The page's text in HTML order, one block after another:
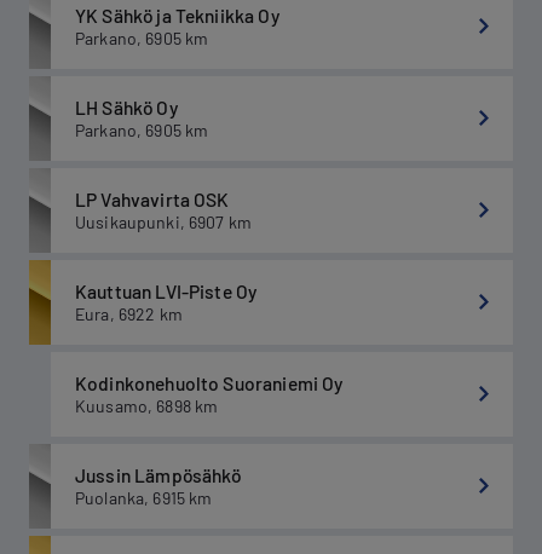
YK Sähkö ja Tekniikka Oy
Parkano, 6905 km
LH Sähkö Oy
Parkano, 6905 km
LP Vahvavirta OSK
Uusikaupunki, 6907 km
Kauttuan LVI-Piste Oy
Eura, 6922 km
Kodinkonehuolto Suoraniemi Oy
Kuusamo, 6898 km
Jussin Lämpösähkö
Puolanka, 6915 km